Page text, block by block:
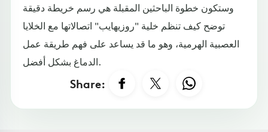
وستكون خطوة الباحثين المقبلة هي رسم خريطة دقيقة
توضح كيف تنظم خلية "روزيهايب" اتصالاتها مع الخلايا
العصبية الهرمية، وهو ما قد يساعد على فهم طريقة عمل
الدماغ بشكل أفضل.
Share: